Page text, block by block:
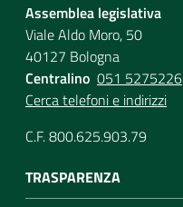
Assemblea legislativa
Viale Aldo Moro, 50
40127 Bologna
Centralino 051 5275226
Cerca telefoni e indirizzi
C.F. 800.625.903.79
TRASPARENZA